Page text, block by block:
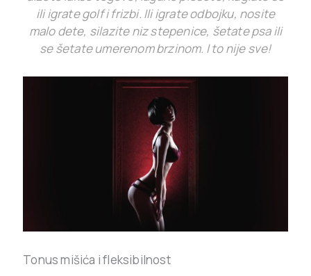
ili igrate golf i frizbi. Ili igrate odbojku, nosite
malo dete, silazite niz stepenice, šetate psa ili
se šetate umerenom brzinom. I to nije sve!
Tonus mišića i fleksibilnost